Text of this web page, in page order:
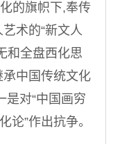
的旗帜下,奉传
术的“新文人
和全盘西化思
中国传统文化
是对“中国画穷
论”作出抗争。